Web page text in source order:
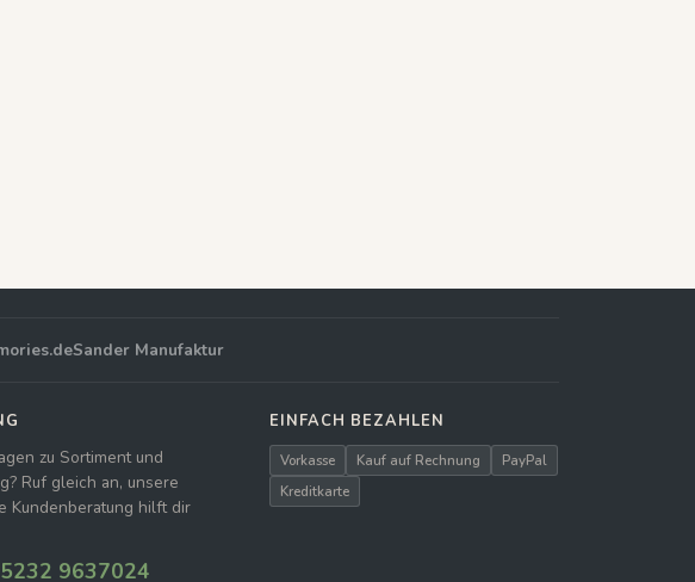
Sander Manufaktur
zu Sortiment und
Ruf gleich an, unsere
Kundenberatung hilft dir
9637024
EINFACH BEZAHLEN
Vorkasse Kauf auf Rechnung
PayPal
Kreditkarte